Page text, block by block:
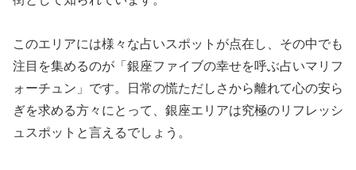
このエリアには様々な占いスポットが点在し、その中でも
注目を集めるのが「銀座ファイブの幸せを呼ぶ占いマリフ
ォーチュン」です。日常の慌ただしさから離れて心の安ら
ぎを求める方々にとって、銀座エリアは究極のリフレッシ
ュスポットと言えるでしょう。